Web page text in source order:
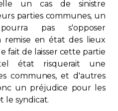
un cas de sinistre
parties communes, un
pas s'opposer
remise en état des lieux
fait de laisser cette partie
état risquerait une
communes, et d'autres
un préjudice pour les
le syndicat.